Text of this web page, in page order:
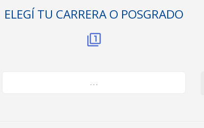
ELEGÍ TU CARRERA O POSGRADO
. . .